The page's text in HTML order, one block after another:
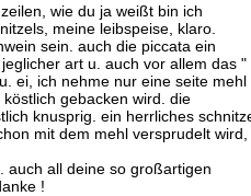
wie du ja weißt bin ich
meine leibspeise, klaro.
sein. auch die piccata ein
art u. auch vor allem das "
ei, ich nehme nur eine seite mehl
gebacken wird. die
knusprig. ein herrliches
mit dem mehl versprudelt wird,
auch all deine so großartigen
!